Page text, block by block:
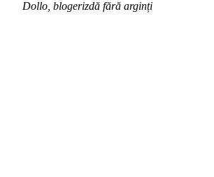
Dollo, blogerizdă fără arginți